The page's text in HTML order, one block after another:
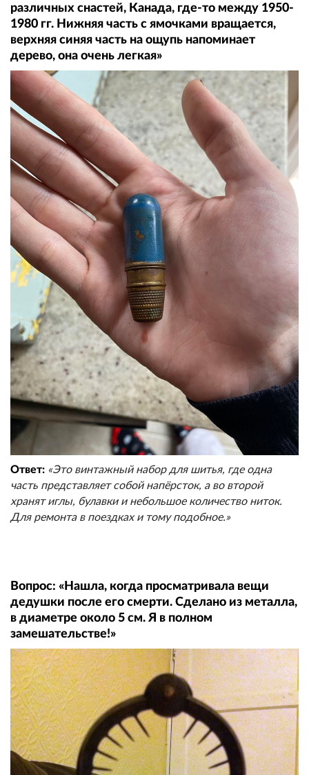
различных снастей, Канада, где-то между 1950-
1980 гг. Нижняя часть с ямочками вращается,
верхняя синяя часть на ощупь напоминает
дерево, она очень легкая»
Ответ: «Это винтажный набор для шитья, где одна
часть представляет собой напёрсток, а во второй
хранят иглы, булавки и небольшое количество ниток.
Для ремонта в поездках и тому подобное.»
Вопрос: «Нашла, когда просматривала вещи
дедушки после его смерти. Сделано из металла,
в диаметре около 5 см. Я в полном
замешательстве!»